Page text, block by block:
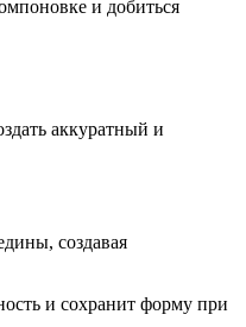
и добиться
аккуратный и
создавая
и сохранит форму при